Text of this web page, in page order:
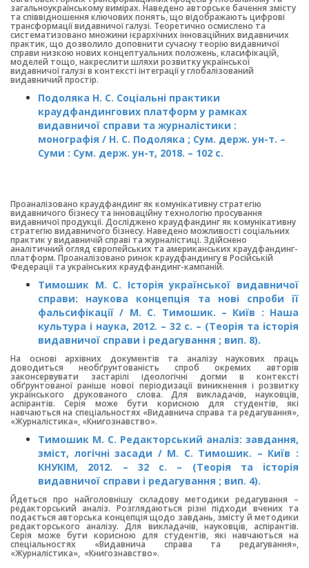
загальноукраїнському вимірах. Наведено авторське бачення змісту
та співвідношення ключових понять, що відображають цифрові
трансформації видавничої галузі. Теоретично осмислено та
систематизовано множини ієрархічних інноваційних видавничих
практик, що дозволило доповнити сучасну теорію видавничої
справи низкою нових концептуальних положень, класифікацій,
моделей тощо, накреслити шляхи розвитку української
видавничої галузі в контексті інтеграції у глобалізований
видавничий простір.
Подоляка Н. С. Соціальні практики
краудфандингових платформ у рамках
видавничої справи та журналістики :
монографія / Н. С. Подоляка ; Сум. держ. ун-т. –
Суми : Сум. держ. ун-т, 2018. – 102 c.
Проаналізовано краудфандинг як комунікативну стратегію
видавничого бізнесу та інноваційну технологію просування
видавничої продукції. Досліджено краудфандинг як комунікативну
стратегію видавничого бізнесу. Наведено можливості соціальних
практик у видавничій справі та журналістиці. Здійснено
аналітичний огляд європейських та американських краудфандинг-
платформ. Проаналізовано ринок краудфандингу в Російській
Федерації та українських краудфандинг-кампаній.
Тимошик М. С. Історія української видавничої
справи: наукова концепція та нові спроби її
фальсифікації / М. С. Тимошик. – Київ : Наша
культура і наука, 2012. – 32 с. – (Теорія та історія
видавничої справи і редагування ; вип. 8).
На основі архівних документів та аналізу наукових праць
доводиться необґрунтованість спроб окремих авторів
законсервувати застарілі ідеологічні догми в контексті
обґрунтованої раніше нової періодизації виникнення і розвитку
українського друкованого слова. Для викладачів, науковців,
аспірантів. Серія може бути корисною для студентів, які
навчаються на спеціальностях «Видавнича справа та редагування»,
«Журналістика», «Книгознавство».
Тимошик М. С. Редакторський аналіз: завдання,
зміст, логічні засади / М. С. Тимошик. – Київ :
КНУКІМ, 2012. – 32 с. – (Теорія та історія
видавничої справи і редагування ; вип. 4).
Йдеться про найголовнішу складову методики редагування –
редакторський аналіз. Розглядаються різні підходи вчених та
подається авторська концепція щодо завдань, змісту й методики
редакторського аналізу. Для викладачів, науковців, аспірантів.
Серія може бути корисною для студентів, які навчаються на
спеціальностях «Видавнича справа та редагування»,
«Журналістика», «Книгознавство».